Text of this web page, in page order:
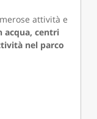
attività e
acqua, centri
nel parco